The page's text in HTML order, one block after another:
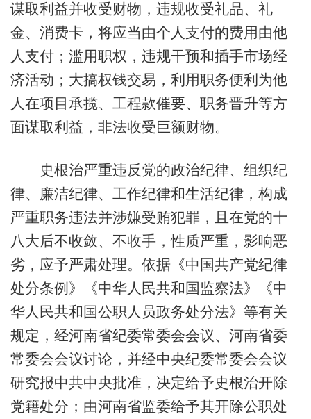
谋取利益并收受财物，违规收受礼品、礼
金、消费卡，将应当由个人支付的费用由他
人支付；滥用职权，违规干预和插手市场经
济活动；大搞权钱交易，利用职务便利为他
人在项目承揽、工程款催要、职务晋升等方
面谋取利益，非法收受巨额财物。
史根治严重违反党的政治纪律、组织纪
律、廉洁纪律、工作纪律和生活纪律，构成
严重职务违法并涉嫌受贿犯罪，且在党的十
八大后不收敛、不收手，性质严重，影响恶
劣，应予严肃处理。依据《中国共产党纪律
处分条例》《中华人民共和国监察法》《中
华人民共和国公职人员政务处分法》等有关
规定，经河南省纪委常委会会议、河南省委
常委会会议讨论，并经中央纪委常委会会议
研究报中共中央批准，决定给予史根治开除
党籍处分；由河南省监委给予其开除公职处